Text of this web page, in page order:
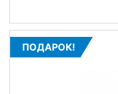
ПОДАРОК!